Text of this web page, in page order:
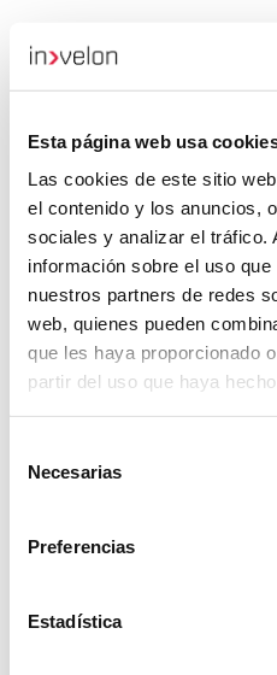
Esta página web usa
Las cookies de este sitio
el contenido y los anuncios,
sociales y analizar el tráfico.
información sobre el uso
nuestros partners de redes
web, quienes pueden
que les haya proporcionado
partir del uso que haya
Necesarias
Preferencias
Estadística